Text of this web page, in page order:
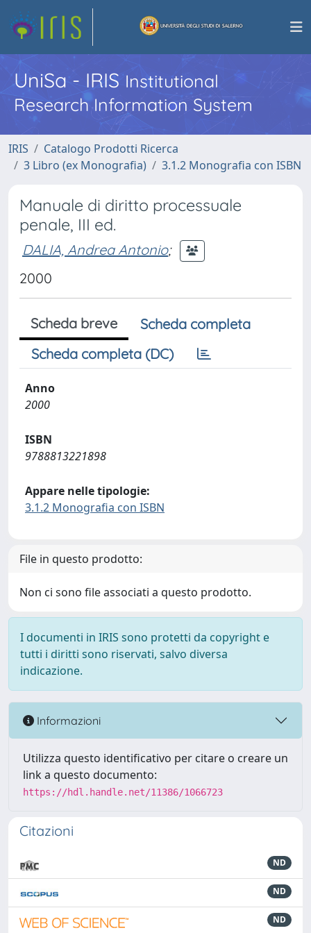
UniSa - IRISInstitutional
Research Information System
IRIS
Catalogo Prodotti Ricerca
3 Libro (ex Monografia)
3.1.2 Monografia con ISBN
Manuale di diritto processuale
penale, III ed.
DALIA, Andrea Antonio;
2000
Scheda breve
Scheda completa
Scheda completa (DC)
Anno
2000
ISBN
9788813221898
Appare nelle tipologie:
3.1.2 Monografia con ISBN
File in questo prodotto:
Non ci sono file associati a questo prodotto.
I documenti in IRIS sono protetti da copyright e
tutti i diritti sono riservati, salvo diversa
indicazione.
Informazioni
Utilizza questo identificativo per citare o creare un
link a questo documento:
https://hdl.handle.net/11386/1066723
Citazioni
ND
ND
ND